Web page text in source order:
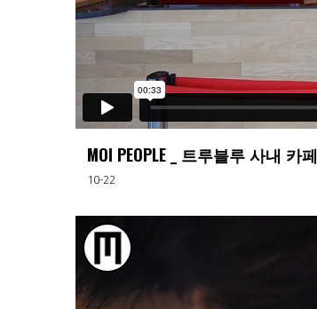
MOI PEOPLE _ 트루블루 사내 카페
10-22